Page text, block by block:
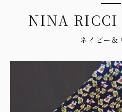
NINA RICCI
ネイビー＆